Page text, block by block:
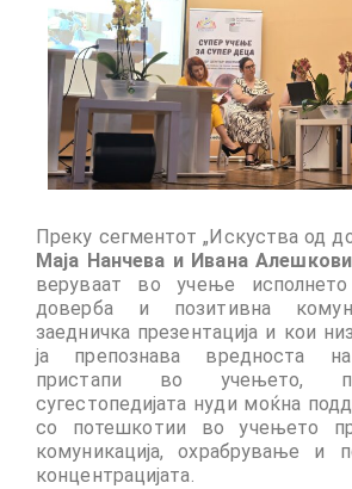
Updates for the Bulgarian
the Festivals Programme
Design & Architecture
Design & Architecture
& 4
& 2
The Group of Participants
and Architecture Programme
STEM Education Platform
SMART SCHOOL
About Us
Преку сегментот „Искуства од
Маја Нанчева и Ивана
веруваат во учење
доверба и позитивна
заедничка презентација и кои
ја препознава вредноста
пристапи во учењето,
сугестопедијата нуди моќна
со потешкотии во учењето
комуникација, охрабрување и
концентрацијата.